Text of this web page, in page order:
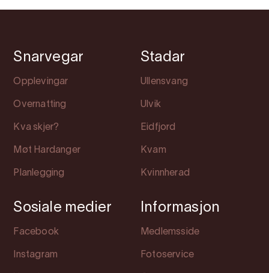
Snarvegar
Opplevingar
Overnatting
Kva skjer?
Møt Hardanger
Planlegging
Stadar
Ullensvang
Ulvik
Eidfjord
Kvam
Kvinnherad
Sosiale medier
Facebook
Instagram
Informasjon
Medlemsside
Fotoservice